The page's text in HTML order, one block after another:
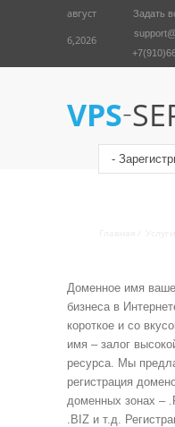
август
6,2026
Задать
VPS-
Доменное имя
бизнеса в
короткое и со
имя – залог
ресурса. Мы
регистрация
доменных зонах –
.BIZ и т.д.